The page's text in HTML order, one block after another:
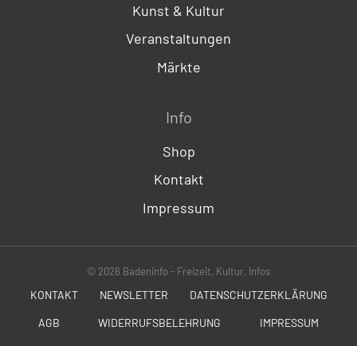
Kunst & Kultur
Veranstaltungen
Märkte
Info
Shop
Kontakt
Impressum
© 2026 Badeninfo - Freizeit, Kultur, Infos
KONTAKT NEWSLETTER DATENSCHUTZERKLÄRUNG
AGB WIDERRUFSBELEHRUNG IMPRESSUM